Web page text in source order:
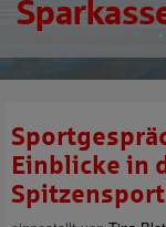
Einblicke in
Spitzensport